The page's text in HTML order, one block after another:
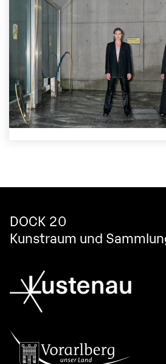
DOCK 20
Kunstraum und